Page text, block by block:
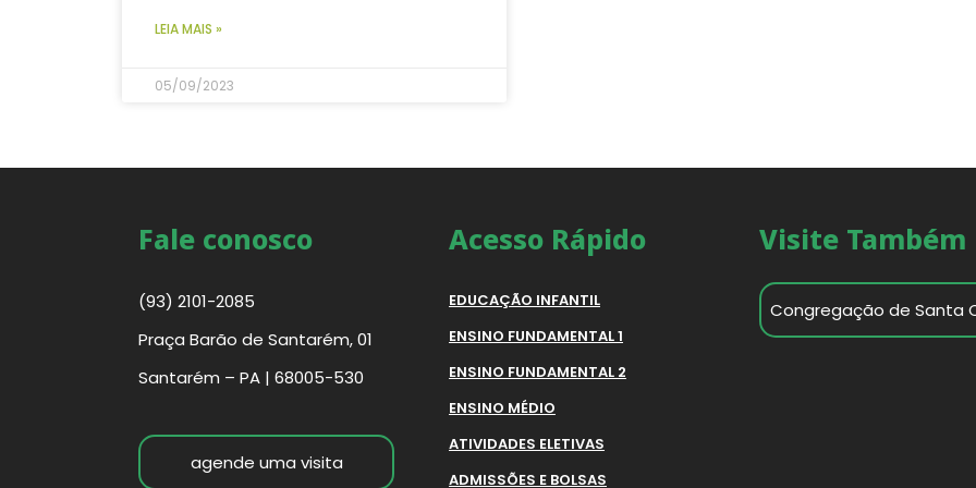
LEIA MAIS »
05/09/2023
Fale conosco
(93) 2101-2085
Praça Barão de Santarém, 01
Santarém – PA | 68005-530
agende uma visita
Acesso Rápido
EDUCAÇÃO INFANTIL
ENSINO FUNDAMENTAL 1
ENSINO FUNDAMENTAL 2
ENSINO MÉDIO
ATIVIDADES ELETIVAS
ADMISSÕES E BOLSAS
Visite Também
Congregação de Santa